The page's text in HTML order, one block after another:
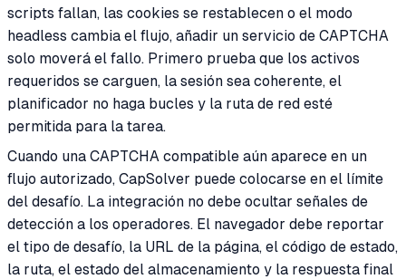
scripts fallan, las cookies se restablecen o el modo
headless cambia el flujo, añadir un servicio de CAPTCHA
solo moverá el fallo. Primero prueba que los activos
requeridos se carguen, la sesión sea coherente, el
planificador no haga bucles y la ruta de red esté
permitida para la tarea.
Cuando una CAPTCHA compatible aún aparece en un
flujo autorizado, CapSolver puede colocarse en el límite
del desafío. La integración no debe ocultar señales de
detección a los operadores. El navegador debe reportar
el tipo de desafío, la URL de la página, el código de estado,
la ruta, el estado del almacenamiento y la respuesta final